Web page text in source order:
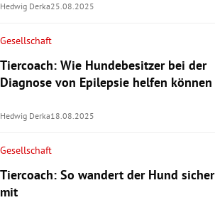
Hedwig Derka25.08.2025
Gesellschaft
Tiercoach: Wie Hundebesitzer bei der
Diagnose von Epilepsie helfen können
Hedwig Derka18.08.2025
Gesellschaft
Tiercoach: So wandert der Hund sicher
mit